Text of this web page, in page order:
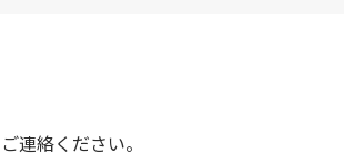
連絡ください。